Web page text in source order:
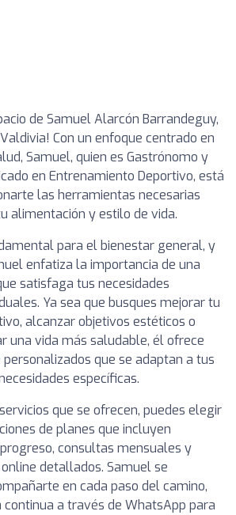
de Samuel Alarcón Barrandeguy,
Con un enfoque centrado en
Samuel, quien es Gastrónomo y
en Entrenamiento Deportivo, está
las herramientas necesarias
alimentación y estilo de vida.
para el bienestar general, y
enfatiza la importancia de una
satisfaga tus necesidades
Ya sea que busques mejorar tu
alcanzar objetivos estéticos o
una vida más saludable, él ofrece
que se adaptan a tus
específicas.
que se ofrecen, puedes elegir
de planes que incluyen
consultas mensuales y
detallados. Samuel se
en cada paso del camino,
continua a través de WhatsApp para